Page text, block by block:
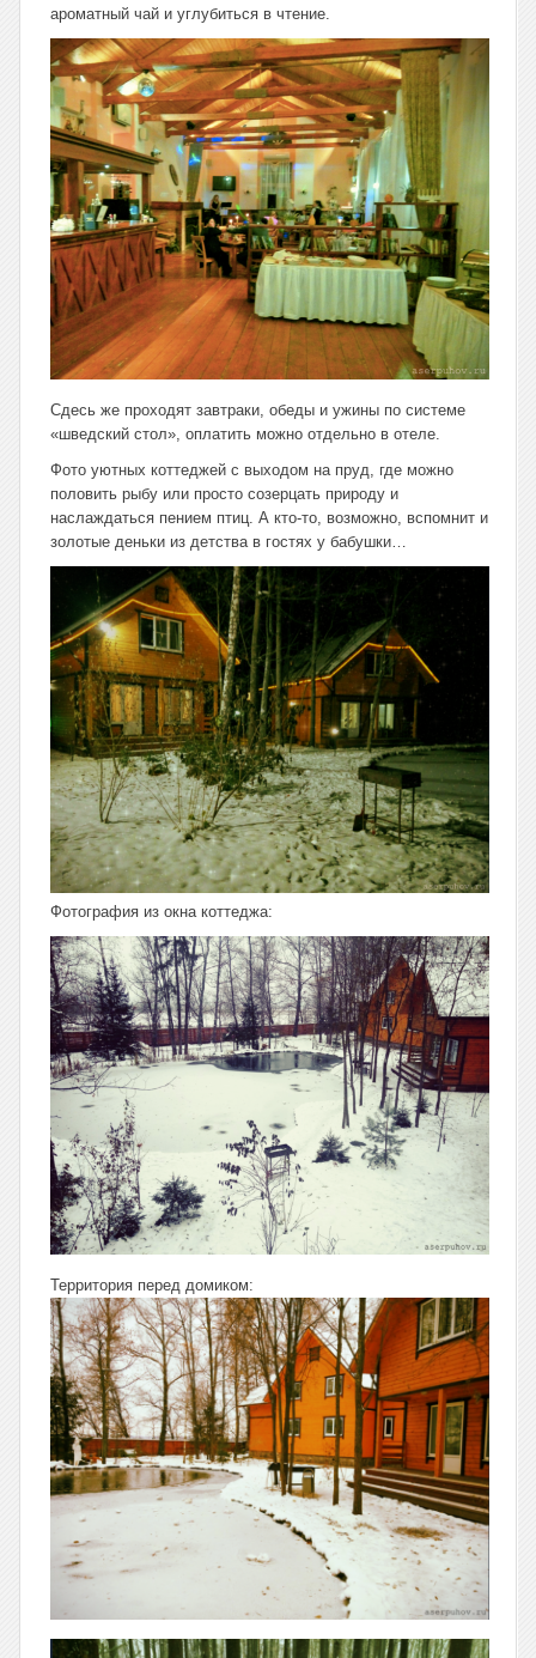
ароматный чай и углубиться в чтение.
Сдесь же проходят завтраки, обеды и ужины по системе
«шведский стол», оплатить можно отдельно в отеле.
Фото уютных коттеджей с выходом на пруд, где можно
половить рыбу или просто созерцать природу и
наслаждаться пением птиц. А кто-то, возможно, вспомнит и
золотые деньки из детства в гостях у бабушки…
Фотография из окна коттеджа:
Территория перед домиком: